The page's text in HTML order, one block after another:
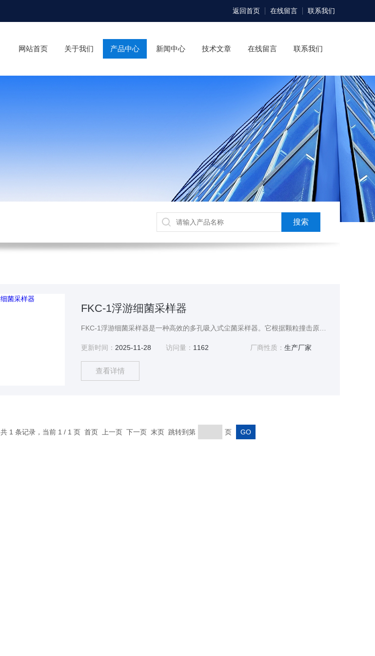
返回首页 在线留言 联系我们
网站首页 关于我们 产品中心 新闻中心 技术文章 在线留言 联系我们
FKC-1浮游细菌采样器
更新时间： 2025-11-28 访问量： 1162 厂商性质：生产厂家
查看详情
共 1 条记录，当前 1 / 1 页 首页 上一页 下一页 末页 跳转到第 页